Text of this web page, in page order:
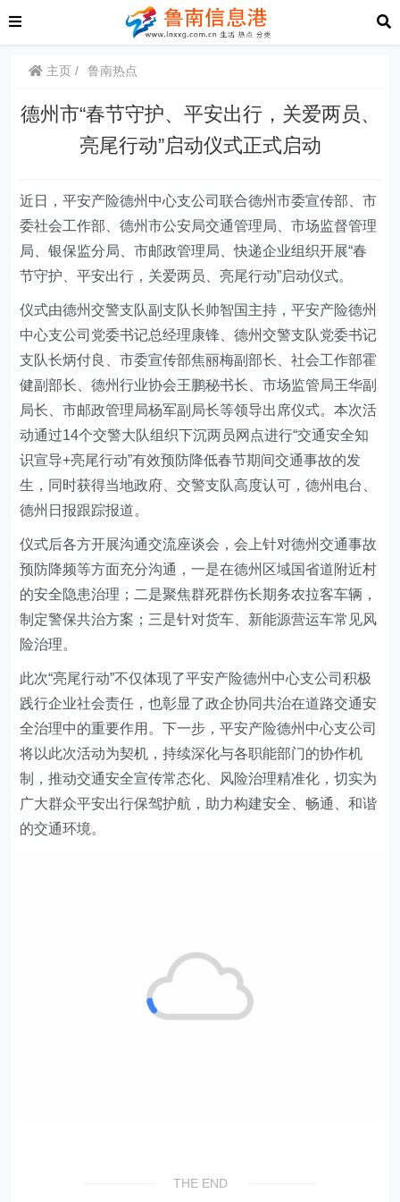
主页 鲁南热点
德州市“春节守护、平安出行，关爱两员、
亮尾行动”启动仪式正式启动
近日 ，平安产险德州中心支公司联合德州市委宣传部、市
委社会工作部、德州市公安局交通管理局、市场监督管理
局、银保监分局、市邮政管理局、快递企业组织开展“春
节守护、平安出行，关爱两员、亮尾行动”启动仪式。
仪式由德州交警支队副支队长帅智国主持，平安产险德州
中心支公司 党委书记总经理康锋、德州交警支队党委书记
支队长炳付良、市委宣传部焦丽梅副部长、社会工作部霍
健副部长、德州行业协会王鹏秘书长、市场监管局王华副
局长、市邮政管理局杨军副局长等领导出席仪式。本次活
动通过14个交警大队组织下沉两员网点进行“交通安全知
识宣导+亮尾行动”有效预防降低春节期间交通事故的发
生，同时获得当地政府、交警支队高度认可 ，德州电台、
德州日报跟踪报道。
仪式后各方开展沟通交流座谈会，会上针对德州交通事故
预防降频等方面充分沟通，一是在德州区域国省道附近村
的安全隐患治理；二是聚焦群死群伤长期务农拉客车辆，
制定警保共治方案；三是针对货车、新能源营运车常见风
险治理。
此次“亮尾行动”不仅体现了平安产险德州中心支公司积极
践行企业社会责任，也彰显了政企协同共治在道路交通安
全治理中的重要作用。下一步，平安产险德州中心支公司
将以此次活动为契机，持续深化与各职能部门的协作机
制，推动交通安全宣传常态化、风险治理精准化，切实为
广大群众平安出行保驾护航，助力构建安全、畅通、和谐
的交通环境。
THE END